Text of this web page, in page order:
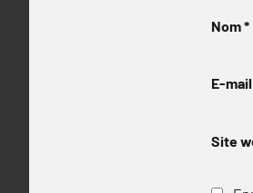
Nom*
E-mail
Site